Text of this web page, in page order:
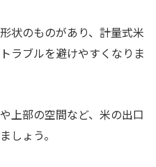
状のものがあり、計量式米
ラブルを避けやすくなりま
上部の空間など、米の出口
しょう。